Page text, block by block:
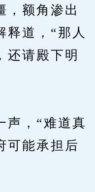
额角渗出
释道，“那人
还请殿下明
，“难道真
可能承担后